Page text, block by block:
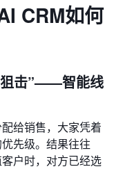
CRM如何
狙击”——智能线
给销售，大家凭着
先级。结果往往
户时，对方已经选